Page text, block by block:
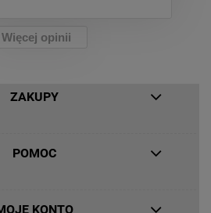
Więcej opinii
ZAKUPY
POMOC
KONTO